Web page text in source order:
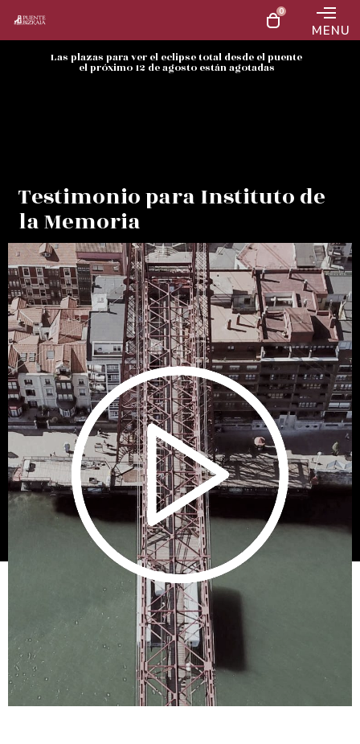
0
MENU
Las plazas para ver el eclipse total desde el puente
el próximo 12 de agosto están agotadas
Testimonio para Instituto de
la Memoria